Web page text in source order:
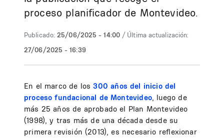
proceso planificador de Montevideo.
Publicado: 25/06/2025 - 14:00 / Última actualización:
27/06/2025 - 16:39
En el marco de los300 años del inicio del
proceso fundacional de Montevideo, luego de
más 25 años de aprobado el Plan Montevideo
(1998), y tras más de una década desde su
primera revisión (2013), es necesario reflexionar